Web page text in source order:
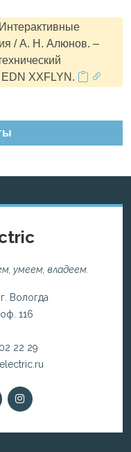
/ А. Н. Алюнов. –
XXFLYN.
умеем, владеем.
Вологда
116
22 29